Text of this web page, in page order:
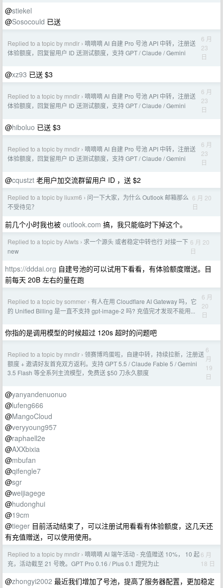
@stiekel
@Sosocould 已送
Replied to a topic by mndlr › 嘀嘀嘀 AI 自建 Pro 号池 API 中转，注册送
体验额度，回复留用户 ID 送测试额度，支持 GPT / Claude / Gemini
6 月
23
日
@xz93 已送 $3
Replied to a topic by mndlr › 嘀嘀嘀 AI 自建 Pro 号池 API 中转，注册送
体验额度，回复留用户 ID 送测试额度，支持 GPT / Claude / Gemini
6 月
23
日
@hiboluo 已送 $3
Replied to a topic by mndlr › 嘀嘀嘀 AI 自建 Pro 号池 API 中转，注册送
体验额度，回复留用户 ID 送测试额度，支持 GPT / Claude / Gemini
6 月
23
日
@cqustzt 老用户加交流群留用户 ID ，送 $2
Replied to a topic by liuxm6 › 问一下大家，为什么 Outlook 邮箱那么
不受待见？
6 月 20
日
前几个小时我也被 outlook.com 搞，我只能临时下掉这个。
Replied to a topic by AIwts › 求一个源头 或者稳定中转也行 对接一下
new
6 月 20
日
https://dddai.org 自建号池的可以试用下看看，有体验额度赠送。目
前每天 20B 左右的量在跑
Replied to a topic by sommer › 有人在用 Cloudflare AI Gateway 吗，它
的 Unified Billing 是一直不支持 gpt-image-2 吗? 充值完才发现不能用...
6 月
20
日
你指的是调用模型的时候超过 120s 超时的问题吧
Replied to a topic by mndlr › 领赛博鸡蛋啦，自建中转，持续拉新，注册送
额度 + 邀请好友首充双方返利。支持 GPT 5.5 / Claude Fable 5 / Gemini
3.5 Flash 等全系列主流模型，免费送 $50 刀永久额度
6
月
19
日
@yanyandenuonuo
@lufeng666
@MangoCloud
@veryyoung957
@raphaell2e
@AXXbixia
@mbufan
@qifengle7
@sgr
@weijiagege
@hudonghui
@19cm
@tieger 目前活动结束了，可以注册试用看看有体验额度，这几天还
有充值赠送，可以使用使用。
Replied to a topic by mndlr › 嘀嘀嘀 AI 端午活动 - 充值赠送 10%， 10 起
充，活动截至 21 号晚。GPT Pro 0.16 / Plus 0.1 蹬完为止
6 月
18 日
@zhongyi2002 最近我们增加了号池，提高了服务器配置，更加稳定